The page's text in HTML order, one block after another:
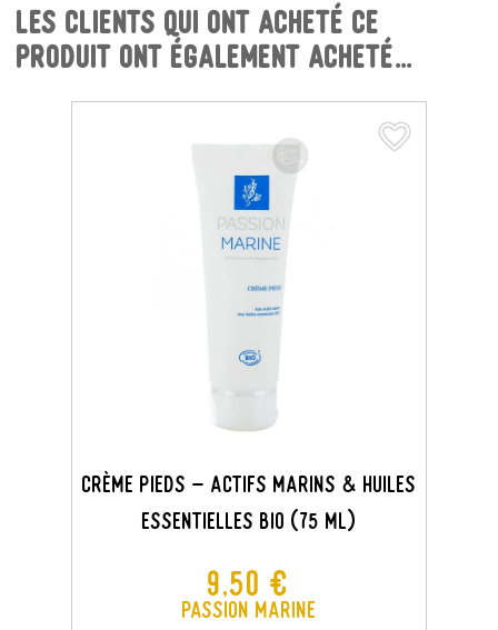
Les clients qui ont acheté ce
produit ont également acheté...
Crème Pieds - Actifs Marins & Huiles
Essentielles BIO (75 ML)
Prix
9,50 €
Passion Marine
favorite_border
favorite_border